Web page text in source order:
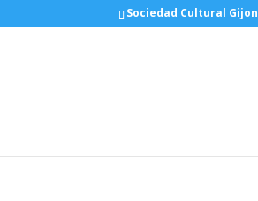
Sociedad Cultural